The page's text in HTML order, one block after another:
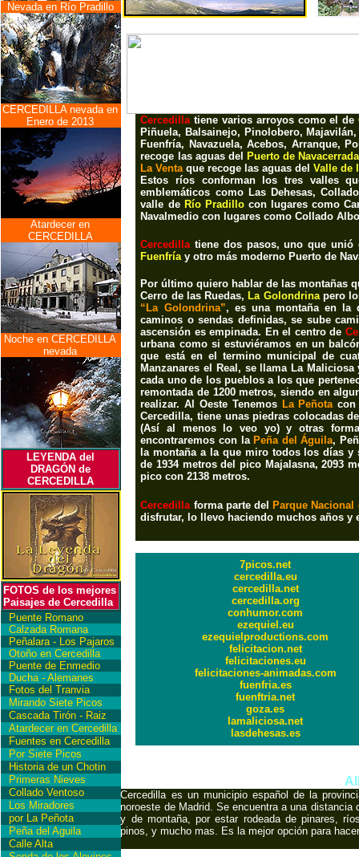
Nevada en Río Pradillo
CERCEDILLA nevada en
Enero de 2013
Atardecer en
CERCEDILLA
Noche en CERCEDILLA
nevada
LEYENDA del
DRAGÓN de
CERCEDILLA
FOTOS de los mejores
Paisajes de Cercedilla
Puente Romano
Calzada Romana
Peñalara - Los Pajaros
Otoño en Cercedilla
Puente de Enmedio
Ducha - Alemanes
Fotos del Tranvia
Mirando Siete Picos
Cascada Tirón - Raiz
Atardecer en Cercedilla
Fuentes en Cercedilla
Por Siete Picos
Historia de un Chotin
Primeras Nieves
Collado Ventoso
Los Miradores
por La Peñota
Peña del Aguila
Calle Alta
Cercedillatiene varios arroyos como el de
Piñuela, Balsainejo, Pinolobero,
Fuenfría, Navazuela, Acebos, Arranque,
recoge las aguas del
Puerto de Navacerrada
La Ventaque recoge las aguas delValle de
Estos ríos conforman los tres valles
emblemáticos como Las Dehesas,
valle de Río Pradillocon lugares como
Navalmedio con lugares comoCollado
Cercedillatiene dos pasos, uno que unió
Fuenfríay otro más moderno Puerto de
Por último quiero hablar de las montañas
Cerro de las Ruedas, La Golondrinapero
“La Golondrina”, es una montaña en la
caminos o sendas definidas, se sube
ascensión es empinada. En el centro de
urbana como si estuviéramos en un
que está en el termino municipal de
Manzanares el Real, se llama La
cada uno de los pueblos a los que
remontada de 1200 metros, siendo en
realizar. Al Oeste Tenemos La Peñotacon
Cercedilla, tiene unas piedras colocadas
(Así al menos lo veo yo) y otras
encontraremos con la Peña del Águila,
la montaña a la que miro todos los días
de 1934 metros del pico Majalasna, 2093
pico con 2138 metros.
Cercedillaforma parte del
Parque
disfrutar, lo llevo haciendo muchos años y
7picos.net
cercedilla.eu
cercedilla.net
cercedilla.org
conhumor.com
ezequiel.eu
ezequielproductions.com
felicitacion.net
felicitaciones.eu
felicitaciones-animadas.com
fuenfria.es
fuenftria.net
goza.es
lamaliciosa.net
lasdehesas.es
Cercedilla es un municipio español de la
noroeste de Madrid. Se encuentra a una
y de montaña, por estar rodeada de pinares,
pinos, y mucho mas. Es la mejor opción para